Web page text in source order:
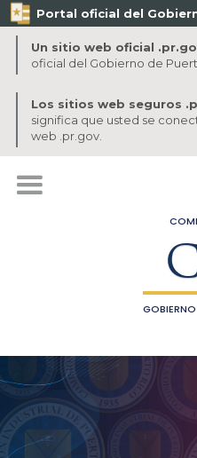
Portal oficial del
Un sitio web oficial
oficial del Gobierno de
Los sitios web seguros
significa que usted se
web .pr.gov.